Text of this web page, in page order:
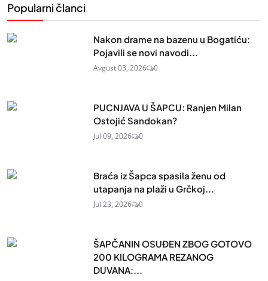
Popularni članci
Nakon drame na bazenu u Bogatiću:
Pojavili se novi navodi...
Avgust 03, 2026 0
PUCNJAVA U ŠAPCU: Ranjen Milan
Ostojić Sandokan?
Jul 09, 2026 0
Braća iz Šapca spasila ženu od
utapanja na plaži u Grčkoj...
Jul 23, 2026 0
ŠAPČANIN OSUĐEN ZBOG GOTOVO
200 KILOGRAMA REZANOG
DUVANA:...